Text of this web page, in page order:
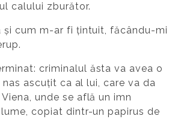
calului zburător.
și cum m-ar fi țintuit, făcându-mi
criminalul ăsta va avea o
ascuțit ca al lui, care va da
unde se află un imn
copiat dintr-un papirus de